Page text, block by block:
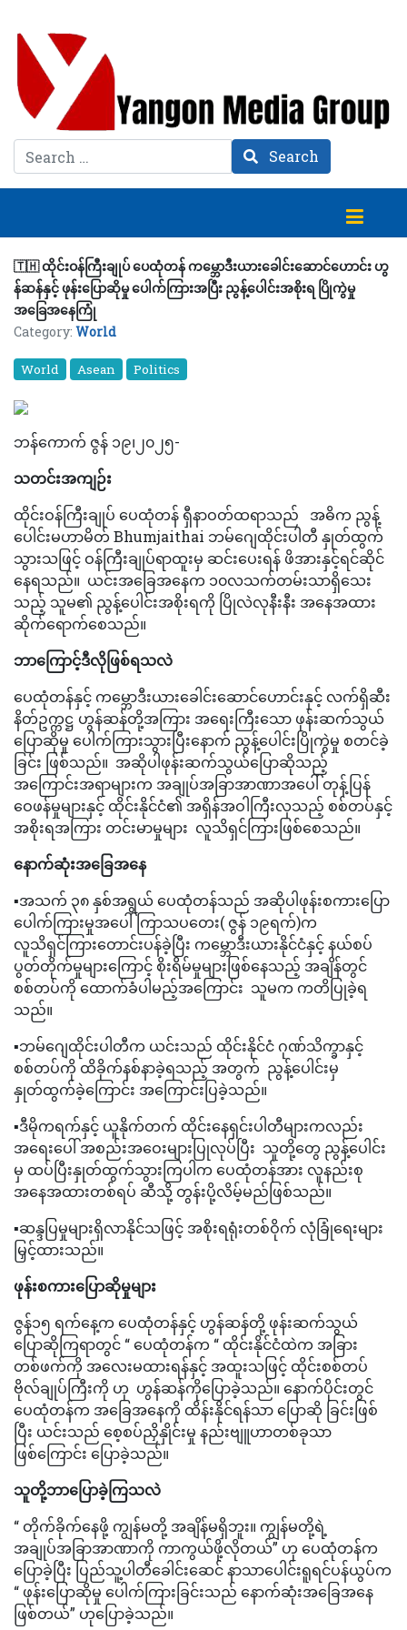
Search Search
🇹🇭 ထိုင်းဝန်ကြီးချုပ် ပေထုံတန် ကမ္ဘောဒီးယားခေါင်းဆောင်ဟောင်း ဟွ
န်ဆန်နှင့် ဖုန်းပြောဆိုမှု ပေါက်ကြားအပြီး ညွန့်ပေါင်းအစိုးရ ပြိုကွဲမှု
အခြေအနေကြုံ
Category: World
World Asean Politics
ဘန်ကောက် ဇွန် ၁၉၊၂၀၂၅-
သတင်းအကျဉ်း
ထိုင်းဝန်ကြီးချုပ် ပေထုံတန် ရှီနာဝတ်ထရာသည် အဓိက ညွန့်
ပေါင်းမဟာမိတ် Bhumjaithai ဘမ်ဂျေထိုင်းပါတီ နှုတ်ထွက်
သွားသဖြင့် ဝန်ကြီးချုပ်ရာထူးမှ ဆင်းပေးရန် ဖိအားနှင့်ရင်ဆိုင်
နေရသည်။ ယင်းအခြေအနေက ၁၀လသက်တမ်းသာရှိသေး
သည့် သူမ၏ ညွန့်ပေါင်းအစိုးရကို ပြိုလဲလုနီးနီး အနေအထား
ဆိုက်ရောက်စေသည်။
ဘာကြောင့်ဒီလိုဖြစ်ရသလဲ
ပေထုံတန်နှင့် ကမ္ဘောဒီးယားခေါင်းဆောင်ဟောင်းနှင့် လက်ရှိဆီး
နိတ်ဥက္ကဋ္ဌ ဟွန်ဆန်တို့အကြား အရေးကြီးသော ဖုန်းဆက်သွယ်
ပြောဆိုမှု ပေါက်ကြားသွားပြီးနောက် ညွန့်ပေါင်းပြိုကွဲမှု စတင်ခဲ့
ခြင်း ဖြစ်သည်။ အဆိုပါဖုန်းဆက်သွယ်ပြောဆိုသည့်
အကြောင်းအရာများက အချုပ်အခြာအာဏာအပေါ် တုန့်ပြန်
ဝေဖန်မှုများနှင့် ထိုင်းနိုင်ငံ၏ အရှိန်အဝါကြီးလှသည့် စစ်တပ်နှင့်
အစိုးရအကြား တင်းမာမှုများ လူသိရှင်ကြားဖြစ်စေသည်။
နောက်ဆုံးအခြေအနေ
▪️အသက် ၃၈ နှစ်အရွယ် ပေထုံတန်သည် အဆိုပါဖုန်းစကားပြော
ပေါက်ကြားမှုအပေါ် ကြာသပတေး( ဇွန် ၁၉ရက်)က
လူသိရှင်ကြားတောင်းပန်ခဲ့ပြီး ကမ္ဘောဒီးယားနိုင်ငံနှင့် နယ်စပ်
ပွတ်တိုက်မှုများကြောင့် စိုးရိမ်မှုများဖြစ်နေသည့် အချိန်တွင်
စစ်တပ်ကို ထောက်ခံပါမည့်အကြောင်း သူမက ကတိပြုခဲ့ရ
သည်။
▪️ဘမ်ဂျေထိုင်းပါတီက ယင်းသည် ထိုင်းနိုင်ငံ ဂုဏ်သိက္ခာနှင့်
စစ်တပ်ကို ထိခိုက်နစ်နာခဲ့ရသည့် အတွက် ညွန့်ပေါင်းမှ
နှုတ်ထွက်ခဲ့ကြောင်း အကြောင်းပြခဲ့သည်။
▪️ဒီမိုကရက်နှင့် ယူနိုက်တက် ထိုင်းနေရှင်းပါတီများကလည်း
အရေးပေါ် အစည်းအဝေးများပြုလုပ်ပြီး သူတို့တွေ ညွန့်ပေါင်း
မှ ထပ်ပြီးနှုတ်ထွက်သွားကြပါက ပေထုံတန်အား လူနည်းစု
အနေအထားတစ်ရပ် ဆီသို့ တွန်းပို့လိမ့်မည်ဖြစ်သည်။
▪️ဆန္ဒပြမှုများရှိလာနိုင်သဖြင့် အစိုးရရုံးတစ်ဝိုက် လုံခြုံရေးများ
မြှင့်ထားသည်။
ဖုန်းစကားပြောဆိုမှုများ
ဇွန်၁၅ ရက်နေ့က ပေထုံတန်နှင့် ဟွန်ဆန်တို့ ဖုန်းဆက်သွယ်
ပြောဆိုကြရာတွင် “ ပေထုံတန်က “ ထိုင်းနိုင်ငံထဲက အခြား
တစ်ဖက်ကို အလေးမထားရန်နှင့် အထူးသဖြင့် ထိုင်းစစ်တပ်
ဗိုလ်ချုပ်ကြီးကို ဟု ဟွန်ဆန်ကိုပြောခဲ့သည်။ နောက်ပိုင်းတွင်
ပေထုံတန်က အခြေအနေကို ထိန်းနိုင်ရန်သာ ပြောဆို ခြင်းဖြစ်
ပြီး ယင်းသည် စေ့စပ်ညှိနှိုင်းမှု နည်းဗျူဟာတစ်ခုသာ
ဖြစ်ကြောင်း ပြောခဲ့သည်။
သူတို့ဘာပြောခဲ့ကြသလဲ
“ တိုက်ခိုက်နေဖို့ ကျွန်မတို့ အချိန်မရှိဘူး။ ကျွန်မတို့ရဲ့
အချုပ်အခြာအာဏာကို ကာကွယ်ဖို့လိုတယ်” ဟု ပေထုံတန်က
ပြောခဲ့ပြီး ပြည်သူ့ပါတီခေါင်းဆေင် နာသာပေါင်းရူရင်ပန်ယွပ်က
“ ဖုန်းပြောဆိုမှု ပေါက်ကြားခြင်းသည် နောက်ဆုံးအခြေအနေ
ဖြစ်တယ်” ဟုပြောခဲ့သည်။